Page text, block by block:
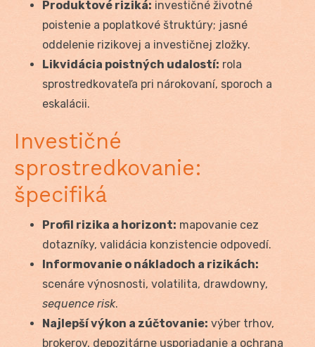
Produktové riziká: investičné životné
poistenie a poplatkové štruktúry; jasné
oddelenie rizikovej a investičnej zložky.
Likvidácia poistných udalostí: rola
sprostredkovateľa pri nárokovaní, sporoch a
eskalácii.
Investičné
sprostredkovanie:
špecifiká
Profil rizika a horizont: mapovanie cez
dotazníky, validácia konzistencie odpovedí.
Informovanie o nákladoch a rizikách:
scenáre výnosnosti, volatilita, drawdowny,
sequence risk.
Najlepší výkon a zúčtovanie: výber trhov,
brokerov, depozitárne usporiadanie a ochrana